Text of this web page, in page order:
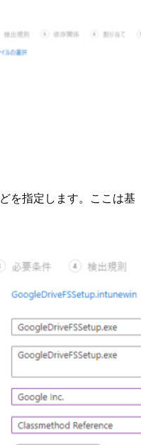
を指定します。ここは基